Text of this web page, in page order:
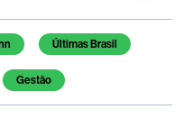
Últimas Brasil
Gestão